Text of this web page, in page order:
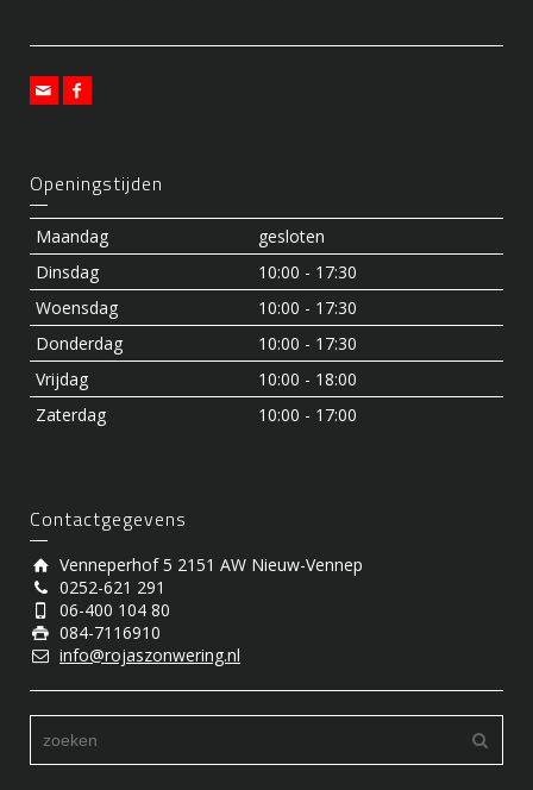
Openingstijden
Maandag
gesloten
Dinsdag
10:00 - 17:30
Woensdag
10:00 - 17:30
Donderdag
10:00 - 17:30
Vrijdag
10:00 - 18:00
Zaterdag
10:00 - 17:00
Contactgegevens
Venneperhof 5 2151 AW Nieuw-Vennep
0252-621 291
06-400 104 80
084-7116910
info@rojaszonwering.nl